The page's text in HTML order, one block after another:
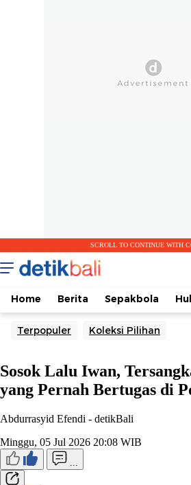
SCROLL TO CONTINUE WITH
Home Berita Sepakbola
Terpopuler Koleksi Pilihan
Sosok Lalu Iwan,
yang Pernah Bertugas di
Abdurrasyid Efendi - detikBali
Minggu, 05 Jul 2026 20:08 WIB